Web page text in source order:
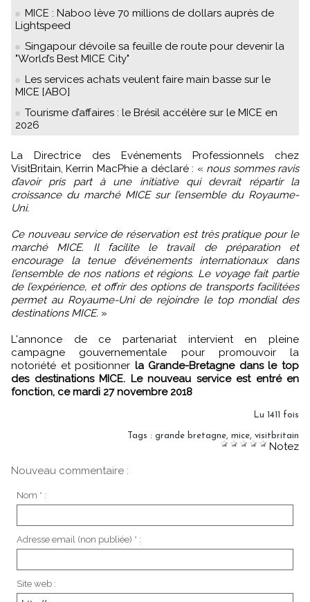
MICE : Naboo lève 70 millions de dollars auprès de
Lightspeed
Singapour dévoile sa feuille de route pour devenir la
"World’s Best MICE City"
Les services achats veulent faire main basse sur le
MICE [ABO]
Tourisme d’affaires : le Brésil accélère sur le MICE en
2026
La Directrice des Evénements Professionnels chez
VisitBritain, Kerrin MacPhie a déclaré : « nous sommes ravis
d’avoir pris part à une initiative qui devrait répartir la
croissance du marché MICE sur l’ensemble du Royaume-
Uni.
Ce nouveau service de réservation est très pratique pour le
marché MICE. Il facilite le travail de préparation et
encourage la tenue d’événements internationaux dans
l’ensemble de nos nations et régions. Le voyage fait partie
de l’expérience, et offrir des options de transports facilitées
permet au Royaume-Uni de rejoindre le top mondial des
destinations MICE. »
L'annonce de ce partenariat intervient en pleine
campagne gouvernementale pour promouvoir la
notoriété et positionner la Grande-Bretagne dans le top
des destinations MICE. Le nouveau service est entré en
fonction, ce mardi 27 novembre 2018
Lu 1411 fois
Tags : grande bretagne, mice, visitbritain
Notez
Nouveau commentaire :
Nom * :
Adresse email (non publiée) * :
Site web :